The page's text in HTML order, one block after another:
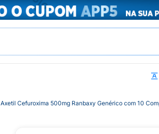
Axetil Cefuroxima 500mg Ranbaxy Genérico com 10